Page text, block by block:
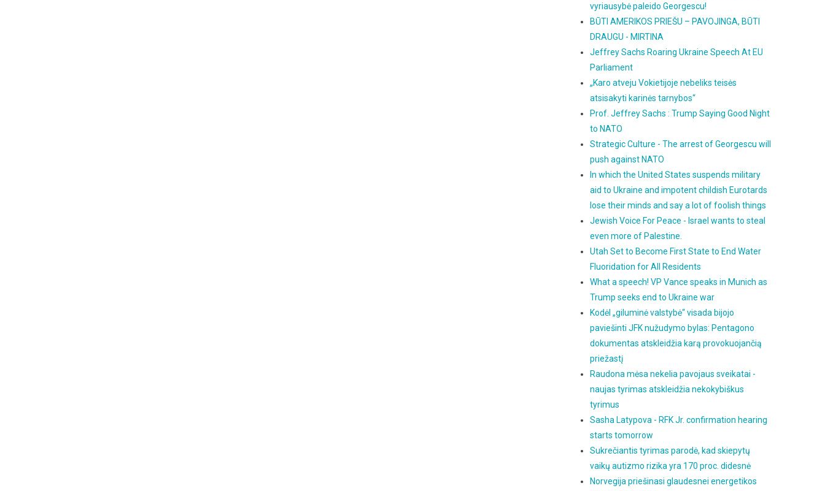
vyriausybė paleido Georgescu!
BŪTI AMERIKOS PRIEŠU – PAVOJINGA, BŪTI
DRAUGU - MIRTINA
Jeffrey Sachs Roaring Ukraine Speech At EU
Parliament
„Karo atveju Vokietijoje nebeliks teisės
atsisakyti karinės tarnybos“
Prof. Jeffrey Sachs : Trump Saying Good Night
to NATO
Strategic Culture - The arrest of Georgescu will
push against NATO
In which the United States suspends military
aid to Ukraine and impotent childish Eurotards
lose their minds and say a lot of foolish things
Jewish Voice For Peace - Israel wants to steal
even more of Palestine.
Utah Set to Become First State to End Water
Fluoridation for All Residents
What a speech! VP Vance speaks in Munich as
Trump seeks end to Ukraine war
Kodėl „giluminė valstybė“ visada bijojo
paviešinti JFK nužudymo bylas: Pentagono
dokumentas atskleidžia karą provokuojančią
priežastį
Raudona mėsa nekelia pavojaus sveikatai -
naujas tyrimas atskleidžia nekokybiškus
tyrimus
Sasha Latypova - RFK Jr. confirmation hearing
starts tomorrow
Sukrečiantis tyrimas parodė, kad skiepytų
vaikų autizmo rizika yra 170 proc. didesnė
Norvegija priešinasi glaudesnei energetikos